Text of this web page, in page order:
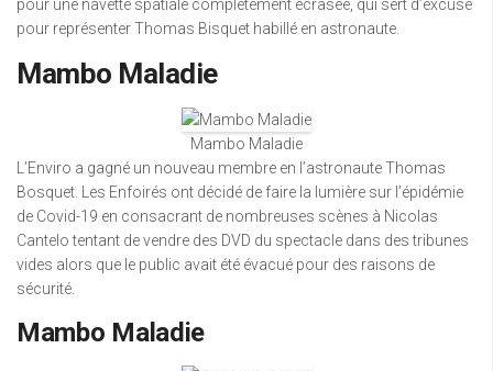
pour une navette spatiale complètement écrasée, qui sert d’excuse
pour représenter Thomas Bisquet habillé en astronaute.
Mambo Maladie
Mambo Maladie
L’Enviro a gagné un nouveau membre en l’astronaute Thomas
Bosquet. Les Enfoirés ont décidé de faire la lumière sur l’épidémie
de Covid-19 en consacrant de nombreuses scènes à Nicolas
Cantelo tentant de vendre des DVD du spectacle dans des tribunes
vides alors que le public avait été évacué pour des raisons de
sécurité.
Mambo Maladie